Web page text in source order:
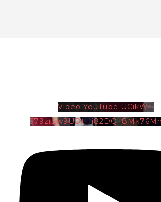
Vidéo YouTube UCikWr-